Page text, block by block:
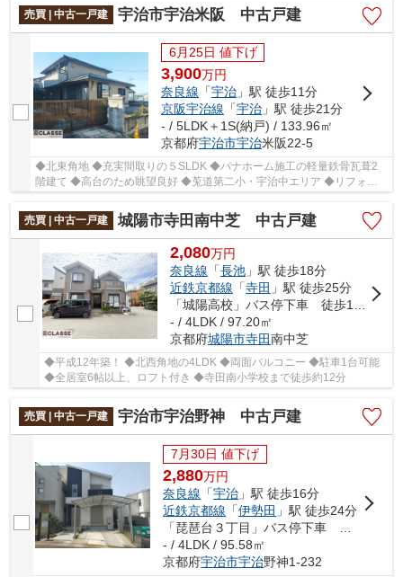
売買 | 中古一戸建 宇治市宇治米阪 中古戸建
6月25日 値下げ
3,900万円
奈良線 「宇治」駅 徒歩11分
京阪宇治線 「宇治」駅 徒歩21分
- / 5LDK＋1S(納戸) / 133.96㎡
京都府宇治市宇治米阪22-5
◆北東角地 ◆充実間取りの５SLDK ◆パナホーム施工の軽量鉄骨瓦葺2
階建て ◆高台のため眺望良好 ◆莵道第二小・宇治中エリア ◆リフォー
売買 | 中古一戸建
城陽市寺田南中芝 中古戸建
2,080万円
奈良線 「長池」駅 徒歩18分
近鉄京都線 「寺田 」駅 徒歩25分
- / 4LDK / 97.20㎡
京都府城陽市寺田南中芝
◆平成12年築！ ◆北西角地の4LDK ◆両面バルコニー ◆駐車1台可能
◆全居室6帖以上、ロフト付き ◆寺田南小学校まで徒歩約12分
売買 | 中古一戸建 宇治市宇治野神 中古戸建
7月30日 値下げ
2,880万円
奈良線 「宇治 」駅 徒歩16分
近鉄京都線 「伊勢田 」駅 徒歩24分
- / 4LDK / 95.58㎡
京都府宇治市宇治野神1-232